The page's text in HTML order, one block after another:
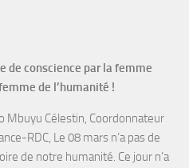
de conscience par la femme
de l’humanité !
Mbuyu Célestin, Coordonnateur
RDC, Le 08 mars n’a pas de
de notre humanité. Ce jour n’a